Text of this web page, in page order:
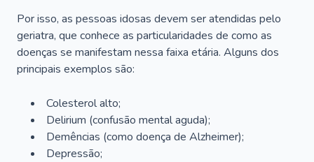
Por isso, as pessoas idosas devem ser atendidas pelo
geriatra, que conhece as particularidades de como as
doenças se manifestam nessa faixa etária. Alguns dos
principais exemplos são:
Colesterol alto;
Delirium (confusão mental aguda);
Demências (como doença de Alzheimer);
Depressão;